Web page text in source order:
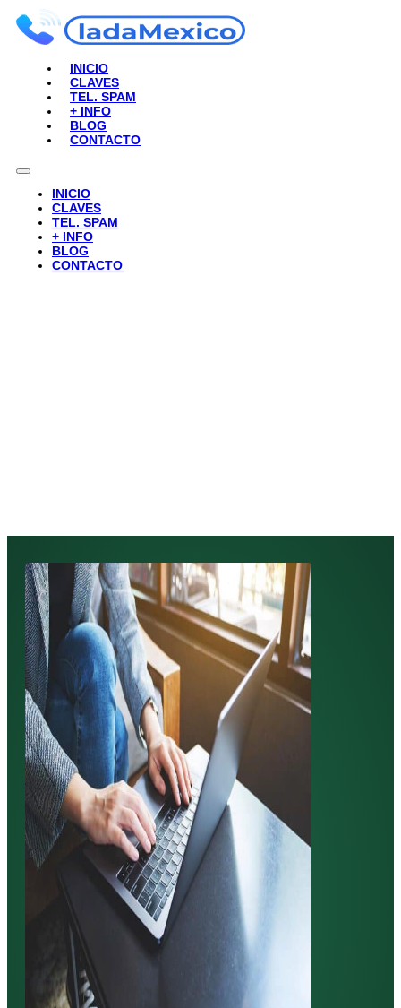
INICIO
CLAVES
TEL. SPAM
+ INFO
BLOG
CONTACTO
INICIO
CLAVES
TEL. SPAM
+ INFO
BLOG
CONTACTO